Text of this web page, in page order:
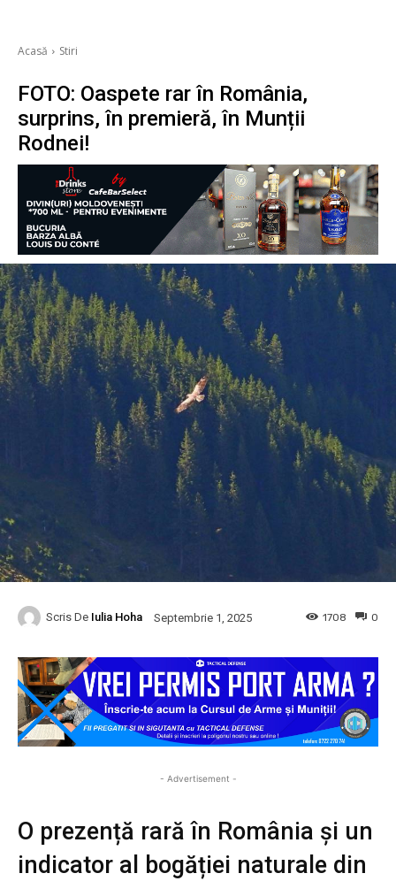
Acasă Stiri
FOTO: Oaspete rar în România,
surprins, în premieră, în Munții
Rodnei!
Scris De Iulia Hoha Septembrie 1, 2025 0
1708
- Advertisement -
O prezență rară în România și un
indicator al bogăției naturale din